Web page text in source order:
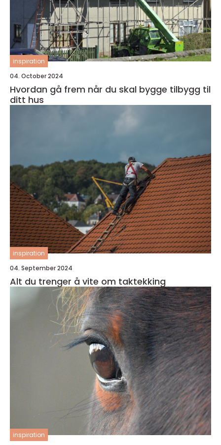
inspiration
04. October 2024
Hvordan gå frem når du skal bygge tilbygg til
ditt hus
inspiration
04. September 2024
Alt du trenger å vite om taktekking
inspiration